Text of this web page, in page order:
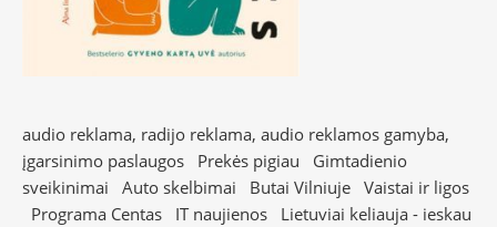
audio reklama, radijo reklama, audio reklamos gamyba,
įgarsinimo paslaugos
Prekės pigiau
Gimtadienio
sveikinimai
Auto skelbimai Butai Vilniuje Vaistai ir ligos
Programa Centas
IT naujienos
Lietuviai keliauja - ieskau